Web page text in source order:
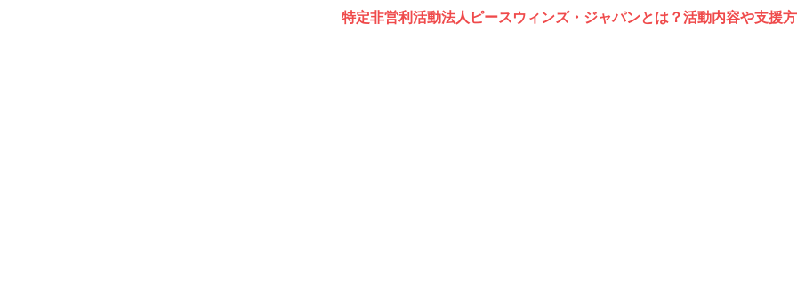
特定非営利活動法人ピースウィンズ・ジャパンとは？活動内容や支援